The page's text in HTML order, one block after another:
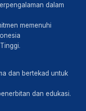
dalam
memenuhi
dan bertekad untuk
dan edukasi.